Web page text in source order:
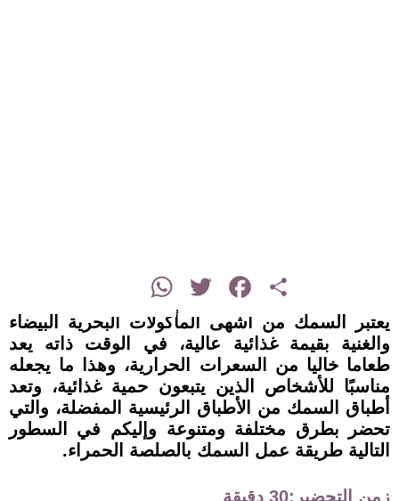
Share
Facebook
Twitter
WhatsApp
يعتبر السمك من أشهى المأكولات البحرية البيضاء
والغنية بقيمة غذائية عالية، في الوقت ذاته يعد
طعاما خاليا من السعرات الحرارية، وهذا ما يجعله
مناسبًا للأشخاص الذين يتبعون حمية غذائية، وتعد
أطباق السمك من الأطباق الرئيسية المفضلة، والتي
تحضر بطرق مختلفة ومتنوعة وإليكم في السطور
التالية طريقة عمل السمك بالصلصة الحمراء.
زمن التحضير:30 دقيقة